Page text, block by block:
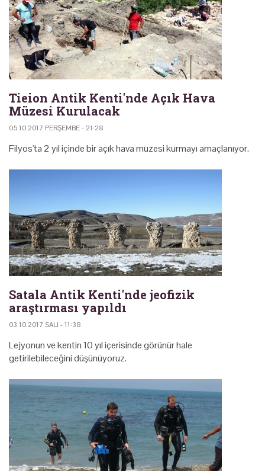
Tieion Antik Kenti'nde Açık Hava
Müzesi Kurulacak
05.10.2017 PERŞEMBE - 21:28
Filyos'ta 2 yıl içinde bir açık hava müzesi kurmayı amaçlanıyor.
Satala Antik Kenti'nde jeofizik
araştırması yapıldı
03.10.2017 SALI - 11:38
Lejyonun ve kentin 10 yıl içerisinde görünür hale
getirilebileceğini düşünüyoruz.